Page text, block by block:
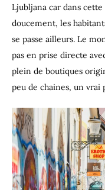
Ljubljana car dans
doucement, les
se passe ailleurs. Le
pas en prise directe
plein de boutiques
peu de chaines, un vrai